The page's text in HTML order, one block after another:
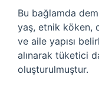
Bu bağlamda
yaş, etnik köken,
ve aile yapısı
alınarak tüketici
oluşturulmuştur.